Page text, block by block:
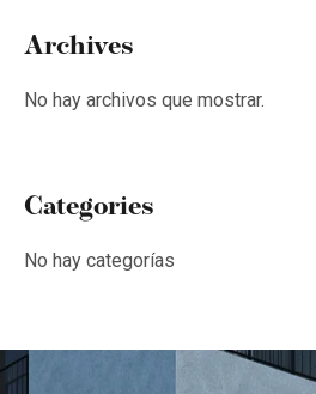
Archives
No hay archivos que mostrar.
Categories
No hay categorías